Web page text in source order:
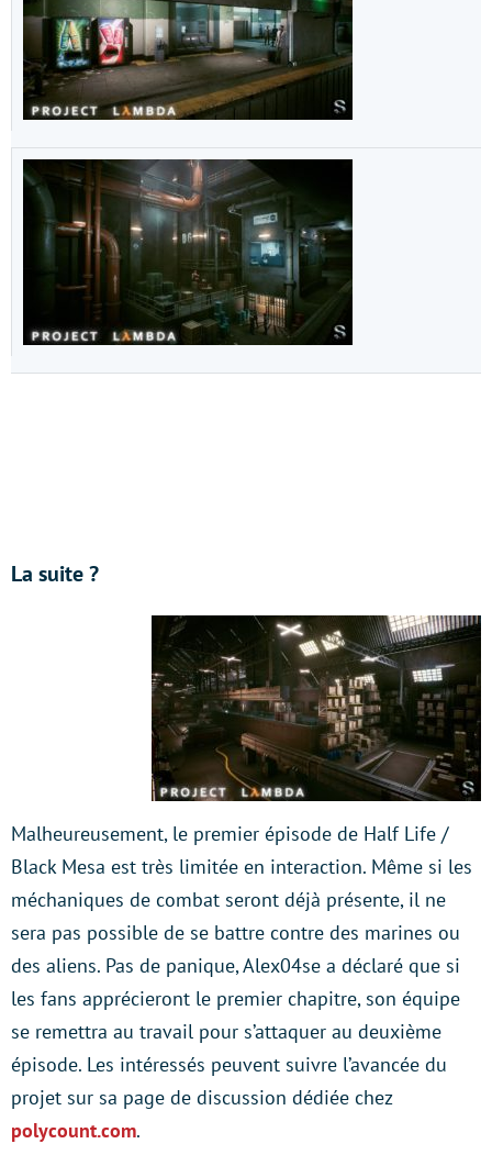
La suite ?
Malheureusement, le premier épisode de Half Life /
Black Mesa est très limitée en interaction. Même si les
méchaniques de combat seront déjà présente, il ne
sera pas possible de se battre contre des marines ou
des aliens. Pas de panique, Alex04se a déclaré que si
les fans apprécieront le premier chapitre, son équipe
se remettra au travail pour s’attaquer au deuxième
épisode. Les intéressés peuvent suivre l’avancée du
projet sur sa page de discussion dédiée chez
polycount.com.